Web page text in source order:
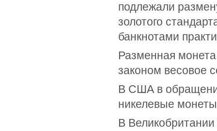
подлежали
золотого
банкнотами
Разменная
законом весовое
В США в
никелевые
В